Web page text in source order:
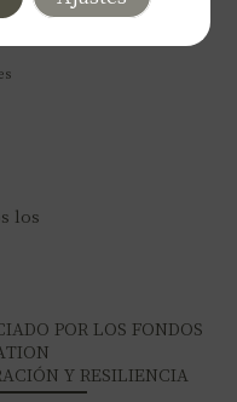
los
POR LOS FONDOS
Y RESILIENCIA